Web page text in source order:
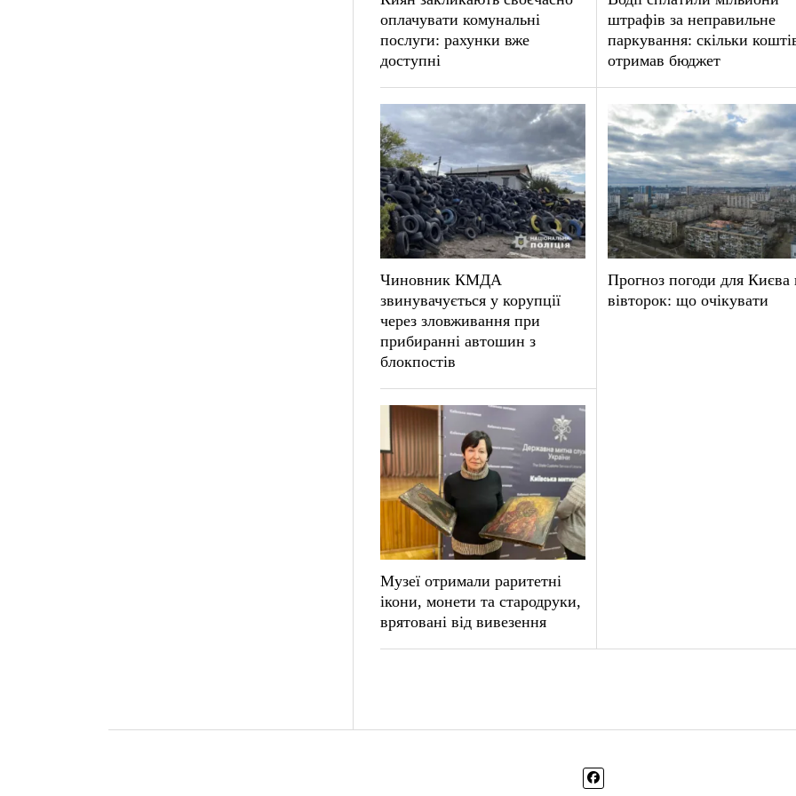
оплачувати комунальні
послуги: рахунки вже
доступні
штрафів за неправильне
паркування: скільки
отримав бюджет
Чиновник КМДА
звинувачується у корупції
через зловживання при
прибиранні автошин з
блокпостів
Прогноз погоди для Києва
вівторок: що очікувати
Музеї отримали раритетні
ікони, монети та стародруки,
врятовані від вивезення